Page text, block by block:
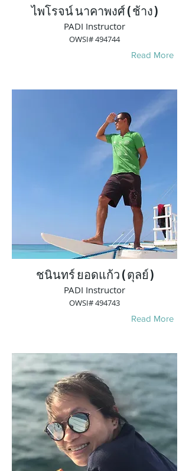
ไพโรจน์ นาคาพงศ์ ( ช้าง )
PADI Instructor
OWSI# 494744
Read More
ชนินทร์ ยอดแก้ว ( ตุลย์ )
PADI Instructor
OWSI# 494743
Read More